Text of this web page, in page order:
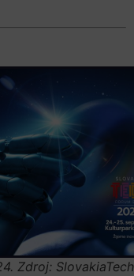
Zdroj: SlovakiaTech